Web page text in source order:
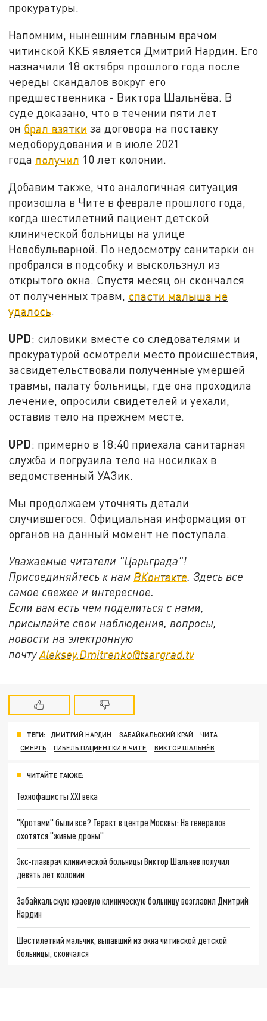
прокуратуры.
Напомним, нынешним главным врачом
читинской ККБ является Дмитрий Нардин. Его
назначили 18 октября прошлого года после
череды скандалов вокруг его
предшественника - Виктора Шальнёва. В
суде доказано, что в течении пяти лет
он брал взятки за договора на поставку
медоборудования и в июле 2021
года получил 10 лет колонии.
Добавим также, что аналогичная ситуация
произошла в Чите в феврале прошлого года,
когда шестилетний пациент детской
клинической больницы на улице
Новобульварной. По недосмотру санитарки он
пробрался в подсобку и выскользнул из
открытого окна. Спустя месяц он скончался
от полученных травм, спасти малыша не
удалось.
UPD: силовики вместе со следователями и
прокуратурой осмотрели место происшествия,
засвидетельствовали полученные умершей
травмы, палату больницы, где она проходила
лечение, опросили свидетелей и уехали,
оставив тело на прежнем месте.
UPD: примерно в 18:40 приехала санитарная
служба и погрузила тело на носилках в
ведомственный УАЗик.
Мы продолжаем уточнять детали
случившегося. Официальная информация от
органов на данный момент не поступала.
Уважаемые читатели "Царьграда"!
Присоединяйтесь к нам ВКонтакте. Здесь все
самое свежее и интересное.
Если вам есть чем поделиться с нами,
присылайте свои наблюдения, вопросы,
новости на электронную
почтуAleksey.Dmitrenko@tsargrad.tv
ТЕГИ: ДМИТРИЙ НАРДИН ЗАБАЙКАЛЬСКИЙ КРАЙ
ЧИТА
СМЕРТЬ
ГИБЕЛЬ ПАЦИЕНТКИ В ЧИТЕ ВИКТОР ШАЛЬНЁВ
ЧИТАЙТЕ ТАКЖЕ:
Технофашисты XXI века
"Кротами" были все? Теракт в центре Москвы: На генералов
охотятся "живые дроны"
Экс-главврач клинической больницы Виктор Шальнев получил
девять лет колонии
Забайкальскую краевую клиническую больницу возглавил Дмитрий
Нардин
Шестилетний мальчик, выпавший из окна читинской детской
больницы, скончался